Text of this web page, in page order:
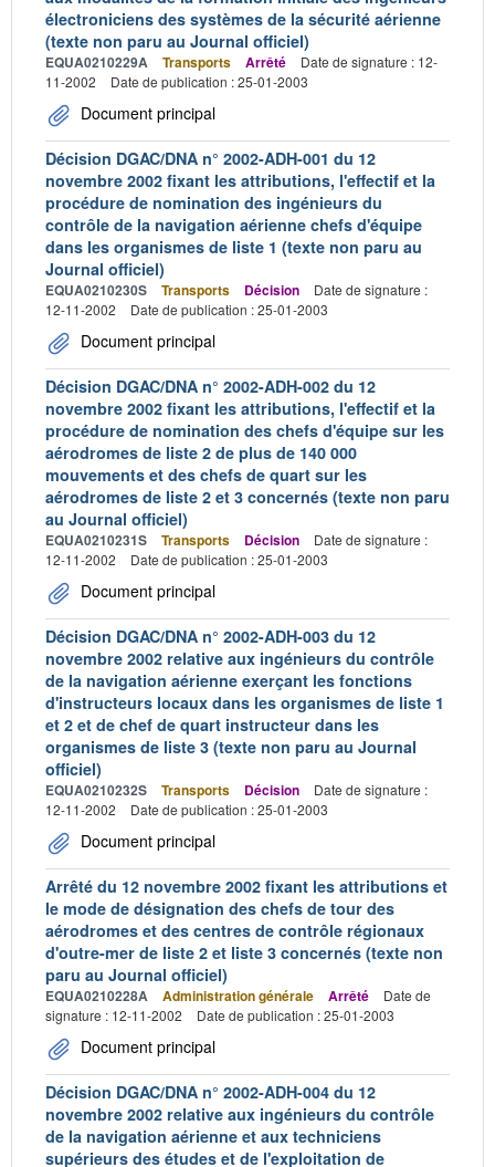
électroniciens des systèmes de la sécurité aérienne
(texte non paru au Journal officiel)
EQUA0210229A Transports Arrêté
Date de signature : 12-
11-2002
Date de publication : 25-01-2003
Document principal
Décision DGAC/DNA n° 2002-ADH-001 du 12
novembre 2002 fixant les attributions, l'effectif et la
procédure de nomination des ingénieurs du
contrôle de la navigation aérienne chefs d'équipe
dans les organismes de liste 1 (texte non paru au
Journal officiel)
EQUA0210230S Transports Décision
Date de signature :
12-11-2002
Date de publication : 25-01-2003
Document principal
Décision DGAC/DNA n° 2002-ADH-002 du 12
novembre 2002 fixant les attributions, l'effectif et la
procédure de nomination des chefs d'équipe sur les
aérodromes de liste 2 de plus de 140 000
mouvements et des chefs de quart sur les
aérodromes de liste 2 et 3 concernés (texte non paru
au Journal officiel)
EQUA0210231S Transports Décision
Date de signature :
12-11-2002
Date de publication : 25-01-2003
Document principal
Décision DGAC/DNA n° 2002-ADH-003 du 12
novembre 2002 relative aux ingénieurs du contrôle
de la navigation aérienne exerçant les fonctions
d'instructeurs locaux dans les organismes de liste 1
et 2 et de chef de quart instructeur dans les
organismes de liste 3 (texte non paru au Journal
officiel)
EQUA0210232S Transports Décision
Date de signature :
12-11-2002
Date de publication : 25-01-2003
Document principal
Arrêté du 12 novembre 2002 fixant les attributions et
le mode de désignation des chefs de tour des
aérodromes et des centres de contrôle régionaux
d'outre-mer de liste 2 et liste 3 concernés (texte non
paru au Journal officiel)
EQUA0210228A Administration générale Arrêté
Date de
signature : 12-11-2002
Date de publication : 25-01-2003
Document principal
Décision DGAC/DNA n° 2002-ADH-004 du 12
novembre 2002 relative aux ingénieurs du contrôle
de la navigation aérienne et aux techniciens
supérieurs des études et de l'exploitation de